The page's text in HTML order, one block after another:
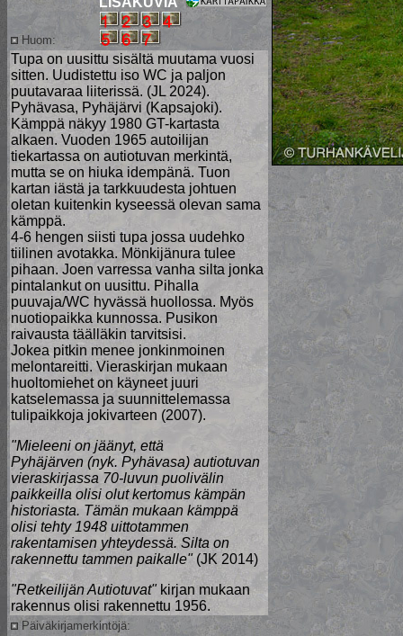
Huom:
Tupa on uusittu sisältä muutama vuosi
sitten. Uudistettu iso WC ja paljon
puutavaraa liiterissä. (JL 2024).
Pyhävasa, Pyhäjärvi (Kapsajoki).
Kämppä näkyy 1980 GT-kartasta
alkaen. Vuoden 1965 autoilijan
tiekartassa on autiotuvan merkintä,
mutta se on hiuka idempänä. Tuon
kartan iästä ja tarkkuudesta johtuen
oletan kuitenkin kyseessä olevan sama
kämppä.
4-6 hengen siisti tupa jossa uudehko
tiilinen avotakka. Mönkijänura tulee
pihaan. Joen varressa vanha silta jonka
pintalankut on uusittu. Pihalla
puuvaja/WC hyvässä huollossa. Myös
nuotiopaikka kunnossa. Pusikon
raivausta täälläkin tarvitsisi.
Jokea pitkin menee jonkinmoinen
melontareitti. Vieraskirjan mukaan
huoltomiehet on käyneet juuri
katselemassa ja suunnittelemassa
tulipaikkoja jokivarteen (2007).
"Mieleeni on jäänyt, että
Pyhäjärven (nyk. Pyhävasa) autiotuvan
vieraskirjassa 70-luvun puolivälin
paikkeilla olisi olut kertomus kämpän
historiasta. Tämän mukaan kämppä
olisi tehty 1948 uittotammen
rakentamisen yhteydessä. Silta on
rakennettu tammen paikalle" (JK 2014)
"Retkeilijän Autiotuvat"kirjan mukaan
rakennus olisi rakennettu 1956.
Päiväkirjamerkintöjä: